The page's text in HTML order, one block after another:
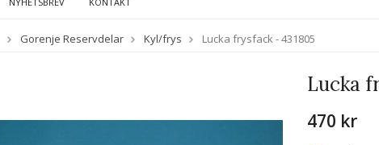
Gorenje Reservdelar Kyl/frys Lucka frysfack - 431805
Lucka
470 kr